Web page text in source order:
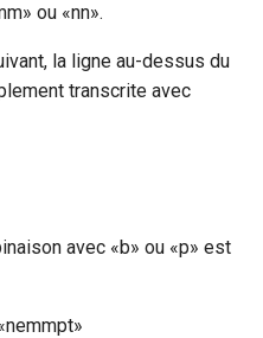
ou «nn».
la ligne au-dessus du
transcrite avec
avec «b» ou «p» est